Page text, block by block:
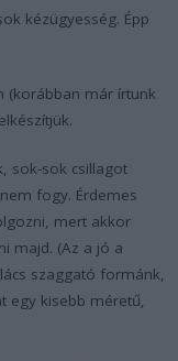
kézügyesség. Épp
(korábban már írtunk
sok-sok csillagot
fogy. Érdemes
mert akkor
majd. (Az a jó a
szaggató formánk,
egy kisebb méretű,